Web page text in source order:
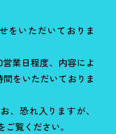
をいただいておりま
業日程度、内容によ
をいただいておりま
、恐れ入りますが、
覧ください。